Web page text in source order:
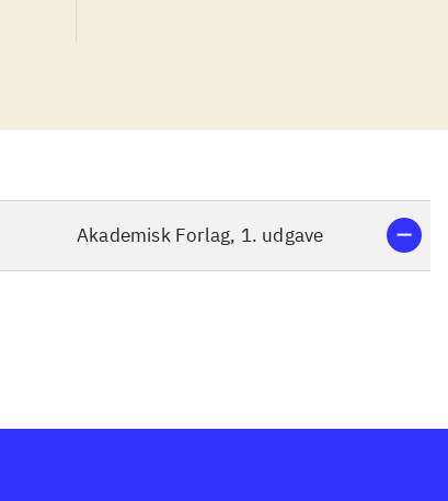
Akademisk Forlag, 1. udgave